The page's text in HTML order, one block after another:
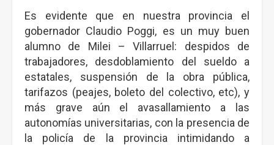
Es evidente que en nuestra provincia el
gobernador Claudio Poggi, es un muy buen
alumno de Milei – Villarruel: despidos de
trabajadores, desdoblamiento del sueldo a
estatales, suspensión de la obra pública,
tarifazos (peajes, boleto del colectivo, etc), y
más grave aún el avasallamiento a las
autonomías universitarias, con la presencia de
la policía de la provincia intimidando a